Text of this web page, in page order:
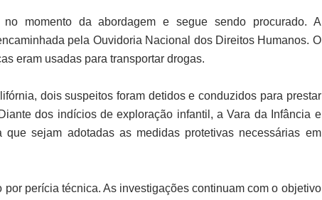
momento da abordagem e segue sendo procurado. A
pela Ouvidoria Nacional dos Direitos Humanos. O
eram usadas para transportar drogas.
dois suspeitos foram detidos e conduzidos para prestar
dos indícios de exploração infantil, a Vara da Infância e
que sejam adotadas as medidas protetivas necessárias em
perícia técnica. As investigações continuam com o objetivo